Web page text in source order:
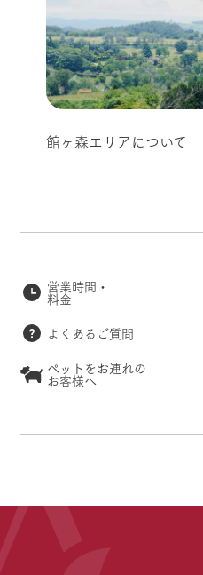
館ヶ森エリアについて
営業時間・
料金
よくあるご質問
ペットをお連れの
お客様へ